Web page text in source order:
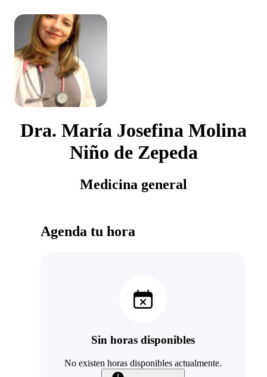
Dra. María Josefina Molina
Niño de Zepeda
Medicina general
Agenda tu hora
Sin horas disponibles
No existen horas disponibles actualmente.